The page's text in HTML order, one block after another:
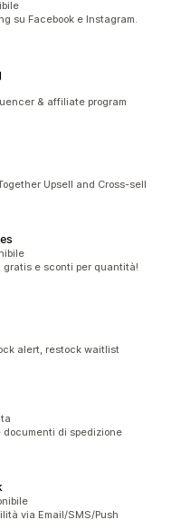
su Facebook e Instagram.
& affiliate program
Upsell and Cross-sell
gratis e sconti per quantità!
alert, restock waitlist
documenti di spedizione
via Email/SMS/Push